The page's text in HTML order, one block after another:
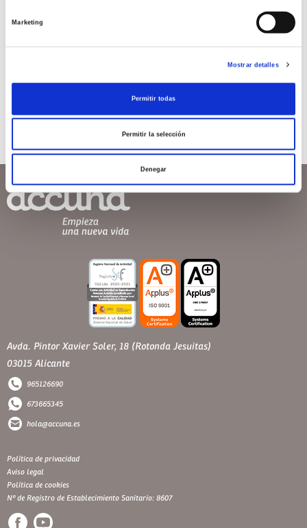
Marketing
Mostrar detalles
Permitir todas
Permitir la selección
Denegar
pesar del uso de criterios muy […]
Leer más >
Avda. Pintor Xavier Soler, 18 (Rotonda Jesuitas)
03015 Alicante
965126690
673665345
hola@accuna.es
Política de privacidad
Aviso legal
Política de cookies
Nº de Registro de Establecimiento Sanitario: 8607